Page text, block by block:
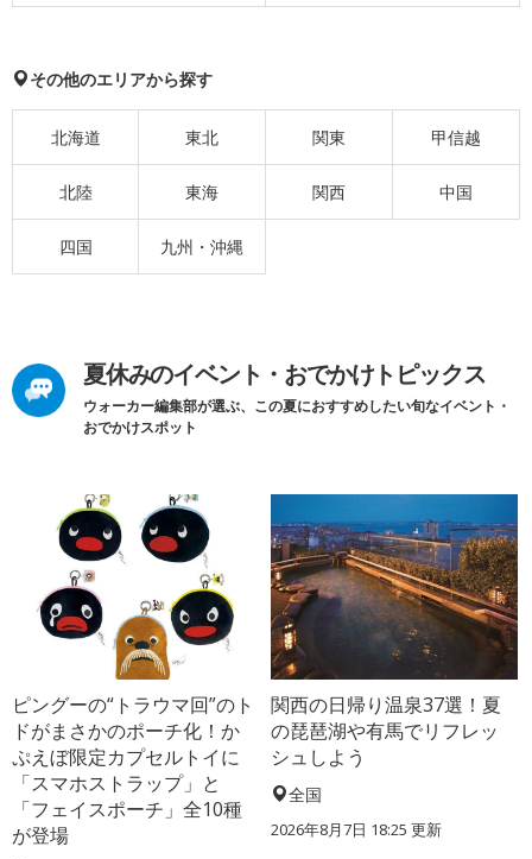
その他のエリアから探す
北海道 東北 関東 甲信越
北陸 東海 関西 中国
四国 九州・沖縄
夏休みのイベント・おでかけトピックス
ウォーカー編集部が選ぶ、この夏におすすめしたい旬なイベント・
おでかけスポット
ピングーの“トラウマ回”のト
ドがまさかのポーチ化！か
ぷえぼ限定カプセルトイに
「スマホストラップ」と
「フェイスポーチ」全10種
が登場
関西の日帰り温泉37選！夏
の琵琶湖や有馬でリフレッ
シュしよう
全国
2026年8月7日 18:25 更新